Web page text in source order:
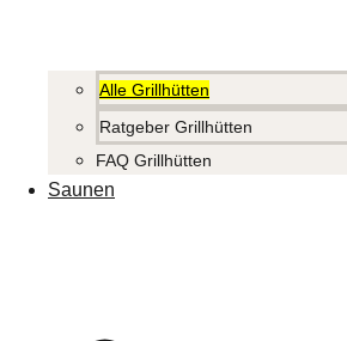
Alle Grillhütten
Ratgeber Grillhütten
FAQ Grillhütten
Saunen